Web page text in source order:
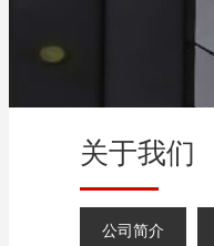
关于我们
公司简介